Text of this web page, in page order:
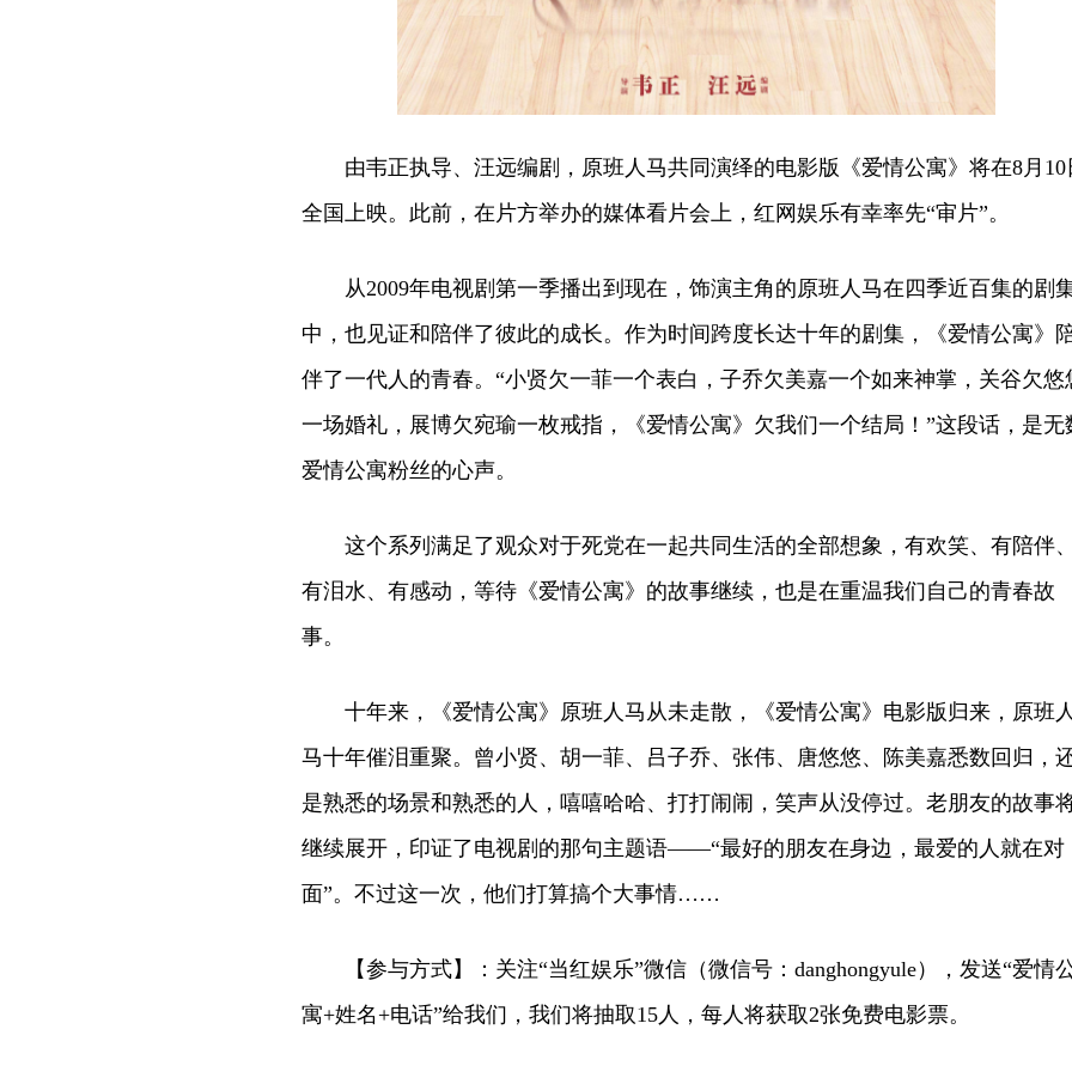
由韦正执导、汪远编剧，原班人马共同演绎的电影版《爱情公寓》将在8月10
全国上映。此前，在片方举办的媒体看片会上，红网娱乐有幸率先“审片”。
从2009年电视剧第一季播出到现在，饰演主角的原班人马在四季近百集的剧
中，也见证和陪伴了彼此的成长。作为时间跨度长达十年的剧集，《爱情公寓》
伴了一代人的青春。“小贤欠一菲一个表白，子乔欠美嘉一个如来神掌，关谷欠悠
一场婚礼，展博欠宛瑜一枚戒指，《爱情公寓》欠我们一个结局！”这段话，是无
爱情公寓粉丝的心声。
这个系列满足了观众对于死党在一起共同生活的全部想象，有欢笑、有陪伴、
有泪水、有感动，等待《爱情公寓》的故事继续，也是在重温我们自己的青春故
事。
十年来，《爱情公寓》原班人马从未走散，《爱情公寓》电影版归来，原班人
马十年催泪重聚。曾小贤、胡一菲、吕子乔、张伟、唐悠悠、陈美嘉悉数回归，
是熟悉的场景和熟悉的人，嘻嘻哈哈、打打闹闹，笑声从没停过。老朋友的故事
继续展开，印证了电视剧的那句主题语——“最好的朋友在身边，最爱的人就在对
面”。不过这一次，他们打算搞个大事情……
【参与方式】：关注“当红娱乐”微信（微信号：danghongyule），发送“爱情
寓+姓名+电话”给我们，我们将抽取15人，每人将获取2张免费电影票。